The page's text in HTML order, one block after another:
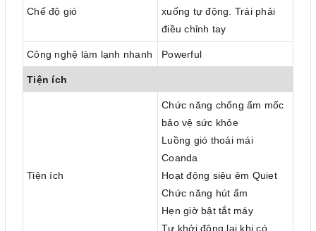
Chế độ gió
xuống tự động. Trái phải
điều chỉnh tay
Công nghệ làm lạnh nhanh Powerful
Tiện ích
Tiện ích
Chức năng chống ẩm mốc
bảo vệ sức khỏe
Luồng gió thoải mái
Coanda
Hoạt động siêu êm Quiet
Chức năng hút ẩm
Hẹn giờ bật tắt máy
Tự khởi động lại khi có